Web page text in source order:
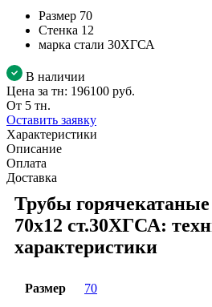
Размер 70
Стенка 12
марка стали 30ХГСА
В наличии
Цена за тн: 196100 руб.
От 5 тн.
Оставить заявку
Характеристики
Описание
Оплата
Доставка
Трубы
70x12 ст.30ХГСА:
характеристики
Размер 70